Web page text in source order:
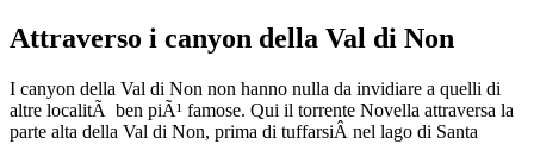
Attraverso i canyon della Val di Non
I canyon della Val di Non non hanno nulla da invidiare a quelli di
altre localitÃ ben piÃ¹ famose. Qui il torrente Novella attraversa la
parte alta della Val di Non, prima di tuffarsiÂ nel lago di Santa